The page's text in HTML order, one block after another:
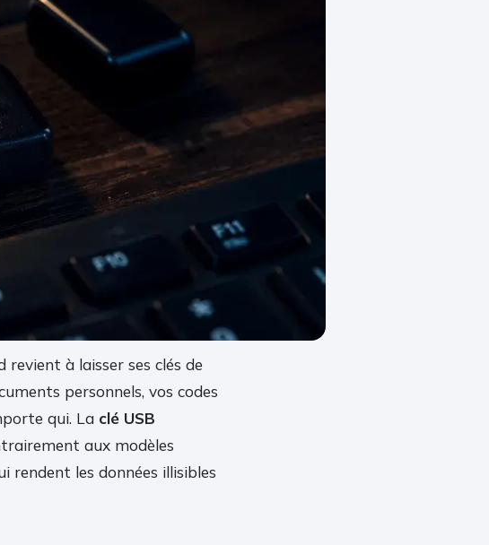
à laisser ses clés de
personnels, vos codes
qui. La clé USB
aux modèles
rendent les données illisibles